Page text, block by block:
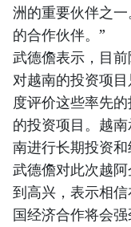
洲的重要伙伴之
的合作伙伴。”
武德儋表示，目
对越南的投资项
度评价这些率先
的投资项目。越
南进行长期投资和
武德儋对此次越
到高兴，表示相
国经济合作将会